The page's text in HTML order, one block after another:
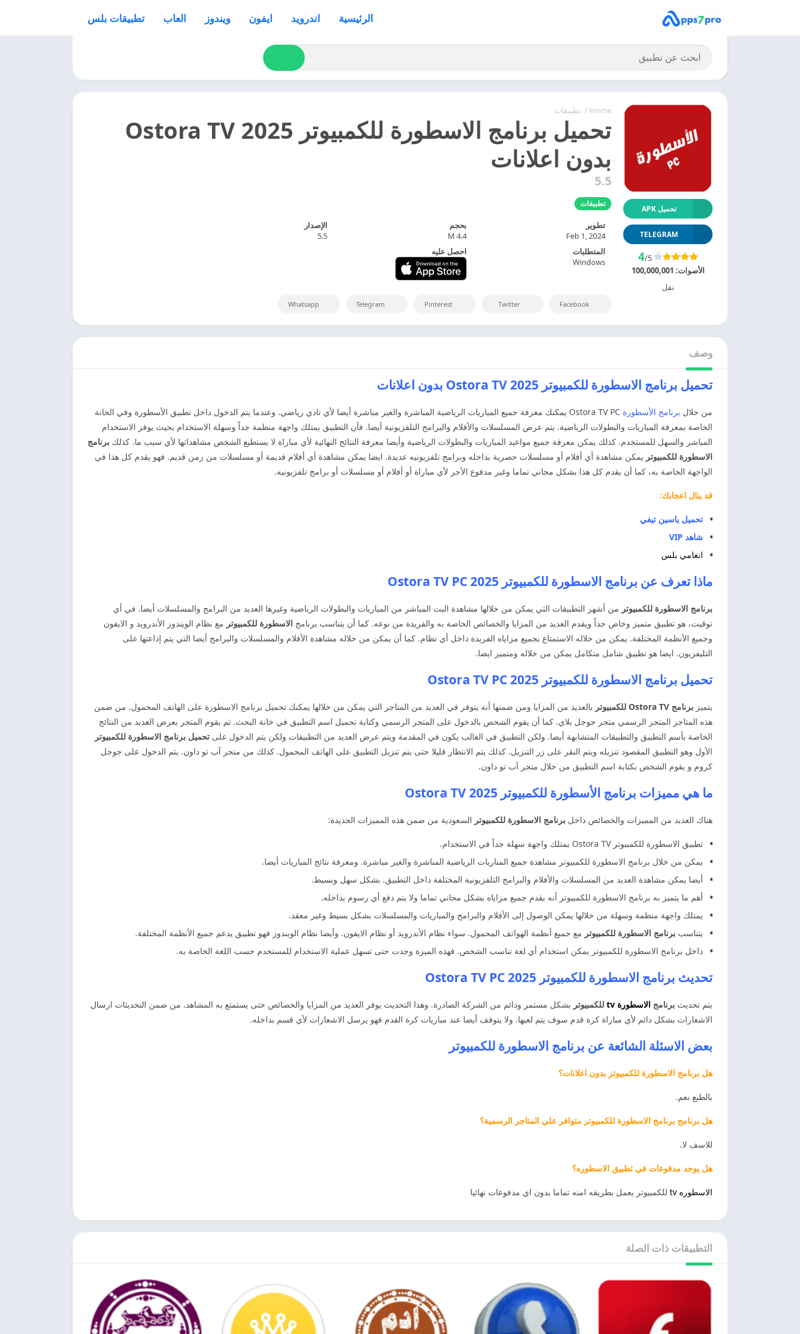
الرئيسية اندرويد ايفون ويندوز العاب تطبيقات بلس
Home
/ تطبيقات
تحميل برنامج الاسطورة للكمبيوتر 2025 Ostora TV
بدون اعلانات
5.5
تطبيقات
تحميل APK
TELEGRAM
4/5
الأصوات: 100,000,001
نقل
تطوير
Feb 1, 2024
بحجم
4.4 M
الإصدار
5.5
المتطلبات
Windows
احصل عليه
Facebook
Twitter
Pinterest
Telegram
Whatsapp
وصف
تحميل برنامج الاسطورة للكمبيوتر 2025 Ostora TV بدون اعلانات
من خلال برنامج الأسطورة
Ostora TV PC يمكنك معرفة جميع المباريات الرياضية المباشرة والغير مباشرة أيضا لأي نادي رياضي. وعندما يتم الدخول داخل تطبيق الأسطورة وفي الخانة
الخاصة بمعرفة المباريات والبطولات الرياضية. يتم عرض المسلسلات والأفلام والبرامج التلفزيونية أيضا. فأن التطبيق يمتلك واجهة منظمة جداً وسهلة الاستخدام بحيث يوفر الاستخدام
المباشر والسهل للمستخدم. كذلك يمكن معرفة جميع مواعيد المباريات والبطولات الرياضية وأيضا معرفة النتائج النهائية لأي مباراة لا يستطيع الشخص مشاهداتها لأي سبب ما. كذلك برنامج
الاسطورة للكمبيوتر يمكن مشاهدة أي أفلام أو مسلسلات حصرية بداخله وبرامج تلفزيونيه عديدة. ايضا يمكن مشاهدة أي أفلام قديمة أو مسلسلات من زمن قديم. فهو يقدم كل هذا في
الواجهة الخاصة به، كما أن يقدم كل هذا بشكل مجاني تماما وغير مدفوع الأجر لأي مباراة أو أفلام أو مسلسلات أو برامج تلفزيونيه.
قد ينال اعجابك:
تحميل ياسين تيفي
شاهد VIP
انغامي بلس
ماذا تعرف عن برنامج الاسطورة للكمبيوتر 2025 Ostora TV PC
برنامج الاسطورة للكمبيوتر من أشهر التطبيقات التي يمكن من خلالها مشاهدة البث المباشر من المباريات والبطولات الرياضية وغيرها العديد من البرامج والمسلسلات أيضا. في أي
توقيت، هو تطبيق متميز وخاص جداً ويقدم العديد من المزايا والخصائص الخاصة به والفريدة من نوعه. كما أن يتناسب برنامج الاسطورة للكمبيوتر مع نظام الويندوز الأندرويد و الايفون
وجميع الأنظمة المختلفة. يمكن من خلاله الاستمتاع بجميع مزاياه الفريدة داخل أي نظام. كما أن يمكن من خلاله مشاهدة الأفلام والمسلسلات والبرامج أيضا التي يتم إذاعتها على
التليفزيون. ايضا هو تطبيق شامل متكامل يمكن من خلاله ومتميز ايضا.
تحميل برنامج الاسطورة للكمبيوتر 2025 Ostora TV PC
يتميز برنامج Ostora TV للكمبيوتر
بالعديد من المزايا ومن ضمنها أنه يتوفر في العديد من المتاجر التي يمكن من خلالها يمكنك تحميل برنامج الاسطورة على الهاتف المحمول. من ضمن
هذه المتاجر المتجر الرسمي متجر جوجل بلاي. كما أن يقوم الشخص بالدخول على المتجر الرسمي وكتابة تحميل اسم التطبيق في خانة البحث. ثم يقوم المتجر بعرض العديد من النتائج
الخاصة بأسم التطبيق والتطبيقات المتشابهة أيضا. ولكن التطبيق في الغالب يكون في المقدمة ويتم عرض العديد من التطبيقات ولكن يتم الدخول على تحميل برنامج الاسطورة للكمبيوتر
الأول وهو التطبيق المقصود تنزيله ويتم النقر على زر التنزيل. كذلك يتم الانتظار قليلا حتى يتم تنزيل التطبيق على الهاتف المحمول. كذلك من متجر آب تو داون. يتم الدخول على جوجل
كروم و يقوم الشخص بكتابة اسم التطبيق من خلال متجر آب تو داون.
ما هي مميزات برنامج الأسطورة للكمبيوتر 2025 Ostora TV
هناك العديد من المميزات والخصائص داخل برنامج الاسطورة للكمبيوتر السعودية من ضمن هذه المميزات الجديدة:
تطبيق الاسطورة للكمبيوتر Ostora TV يمتلك واجهة سهلة جداً في الاستخدام.
يمكن من خلال برنامج الاسطورة للكمبيوتر مشاهدة جميع المباريات الرياضية المباشرة والغير مباشرة. ومعرفة نتائج المباريات أيضا.
أيضا يمكن مشاهدة العديد من المسلسلات والأفلام والبرامج التلفزيونية المختلفة داخل التطبيق. بشكل سهل وبسيط.
أهم ما يتميز به برنامج الاسطورة للكمبيوتر أنه يقدم جميع مزاياه بشكل مجاني تماما ولا يتم دفع أي رسوم بداخله.
يمتلك واجهة منظمة وسهلة من خلالها يمكن الوصول إلى الأفلام والبرامج والمباريات والمسلسلات بشكل بسيط وغير معقد.
يتناسب برنامج الاسطورة للكمبيوتر مع جميع أنظمة الهواتف المحمول. سواء نظام الأندرويد أو نظام الايفون. وأيضا نظام الويندوز فهو تطبيق يدعم جميع الأنظمة المختلفة.
داخل برنامج الاسطورة للكمبيوتر يمكن استخدام أي لغة تناسب الشخص. فهذه الميزة وجدت حتى تسهل عملية الاستخدام للمستخدم حسب اللغة الخاصة به.
تحديث برنامج الاسطورة للكمبيوتر 2025 Ostora TV PC
يتم تحديث برنامج الاسطورة tv للكمبيوتر بشكل مستمر ودائم من الشركة الصادرة. وهذا التحديث يوفر العديد من المزايا والخصائص حتى يستمتع به المشاهد. من ضمن التحديثات ارسال
الاشعارات بشكل دائم لأي مباراة كرة قدم سوف يتم لعبها. ولا يتوقف أيضا عند مباريات كرة القدم فهو يرسل الاشعارات لأي قسم بداخله.
بعض الاسئلة الشائعة عن برنامج الاسطورة للكمبيوتر
هل برنامج الاسطورة للكمبيوتر بدون اعلانات؟
بالطبع نعم.
هل برنامج برنامج الاسطورة للكمبيوتر متوافر علي المتاجر الرسمية؟
للاسف لا.
هل يوجد مدفوعات في تطبيق الاسطوره؟
الاسطوره tv للكمبيوتر يعمل بطريقه امنه تماما بدون اي مدفوعات نهائيا
التطبيقات ذات الصلة